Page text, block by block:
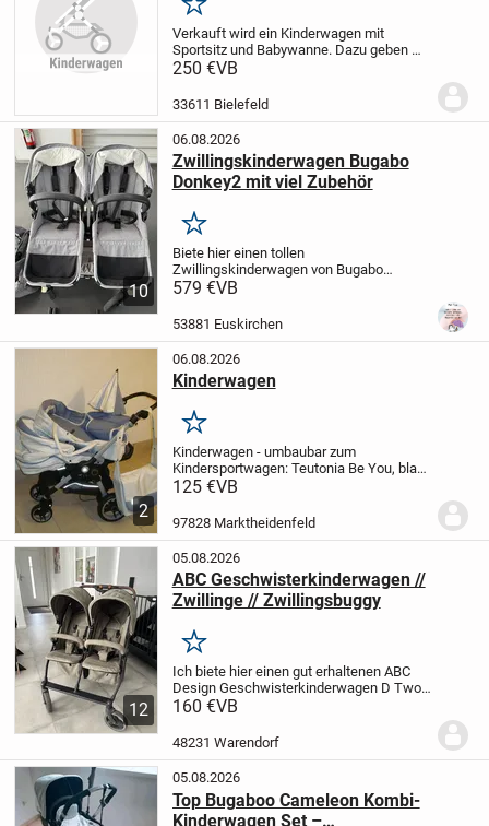
Merken
Verkauft wird ein Kinderwagen mit
Sportsitz und Babywanne. Dazu geben wir
außerdem einen Regenschutz und
direkt zu befestigenden.
250 €VB
33611 Bielefeld
10
06.08.2026
Zwillingskinderwagen Bugabo
Donkey2 mit viel Zubehör
Merken
Biete hier einen tollen
Zwillingskinderwagen von Bugabo
Donkey 2 mit sehr viel Zubehör. Dazu
lässt sich sehr leicht fahren, einfach
579 €VB
53881 Euskirchen
2
06.08.2026
Kinderwagen
Merken
Kinderwagen - umbaubar zum
Kindersportwagen: Teutonia Be You, blau-
creme-gemustert, mit Maxi Cosi Adapter,
Regenschutz, Tragetasche, sehr gut
125 €VB
97828 Marktheidenfeld
12
05.08.2026
ABC Geschwisterkinderwagen //
Zwillinge // Zwillingsbuggy
Merken
Ich biete hier einen gut erhaltenen ABC
Design Geschwisterkinderwagen D Two
in einem schönen Grünton in einem super
hat uns treue Dienste geleistet. Dieser...
160 €VB
48231 Warendorf
05.08.2026
Top Bugaboo Cameleon Kombi-
Kinderwagen Set –